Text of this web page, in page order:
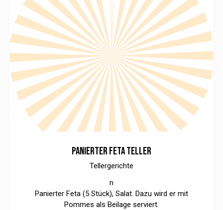
PANIERTER FETA TELLER
Tellergerichte
n
Panierter Feta (5 Stück), Salat. Dazu wird er mit
Pommes als Beilage serviert.